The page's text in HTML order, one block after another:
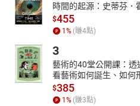
時間的起源：史蒂芬．
$455
1 % (賺4點)
3
藝術的40堂公開課：透
看藝術如何誕生、如何
$385
1 % (賺3點)